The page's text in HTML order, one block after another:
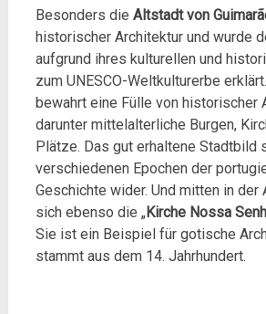
Besonders die Altstadt von
historischer Architektur und wurde
aufgrund ihres kulturellen und
zum UNESCO-Weltkulturerbe
bewahrt eine Fülle von historischer
darunter mittelalterliche Burgen,
Plätze. Das gut erhaltene Stadtbild
verschiedenen Epochen der
Geschichte wider. Und mitten in
sich ebenso die „Kirche Nossa
Sie ist ein Beispiel für gotische
stammt aus dem 14. Jahrhundert.